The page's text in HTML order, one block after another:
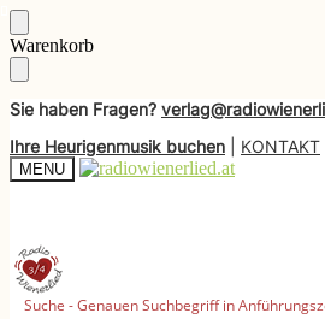
Skip
to
navigation
Skip
to
content
Warenkorb
Sie haben Fragen?
Ihre Heurigenmusik buchen
KONTAKT
MENU